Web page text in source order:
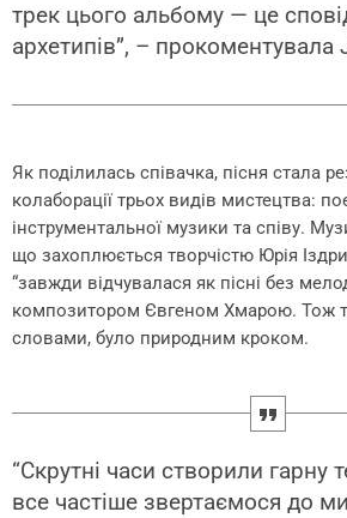
трек цього альбому — це
архетипів”, – прокоментувала
Як поділилась співачка, пісня стала
колаборації трьох видів мистецтва:
інструментальної музики та співу.
що захоплюється творчістю Юрія
“завжди відчувалася як пісні без
композитором Євгеном Хмарою. Тож
словами, було природним кроком.
“Скрутні часи створили гарну
все частіше звертаємося до